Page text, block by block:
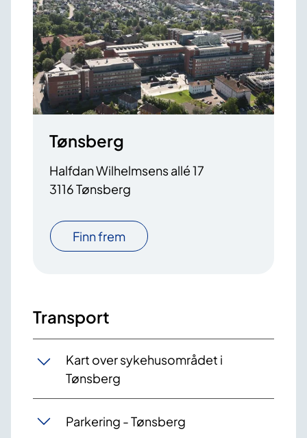
Tønsberg
Halfdan Wilhelmsens allé 17
3116 Tønsberg
Finn frem
Transport
Kart over sykehusområdet i
Tønsberg
Parkering - Tønsberg